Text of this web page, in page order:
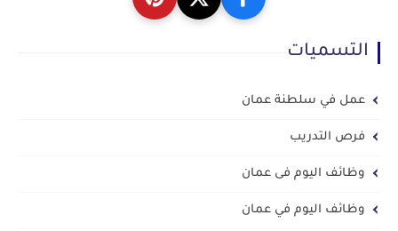
التسميات
عمل في سلطنة عمان
فرص التدريب
وظائف اليوم فى عمان
وظائف اليوم في عمان